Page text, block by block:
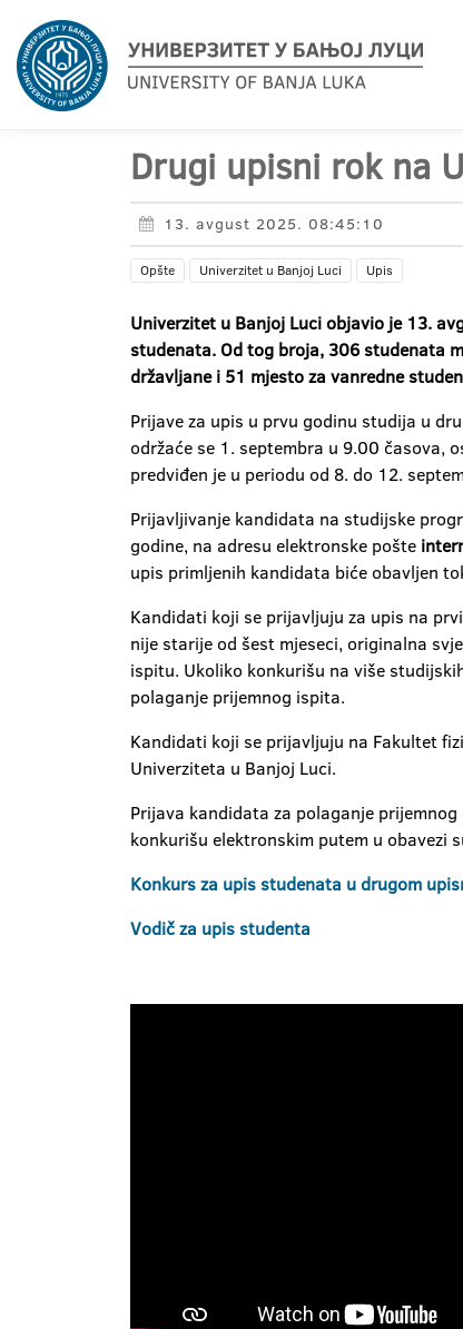
Drugi upisni rok na
13. avgust 2025. 08:45:10
Opšte Univerzitet u Banjoj Luci Upis
Univerzitet u Banjoj Luci objavio je 13.
studenata. Od tog broja, 306 studenata
državljane i 51 mjesto za vanredne
Prijave za upis u prvu godinu studija u
održaće se 1. septembra u 9.00 časova,
predviđen je u periodu od 8. do 12.
Prijavljivanje kandidata na studijske
godine, na adresu elektronske pošte
upis primljenih kandidata biće obavljen
Kandidati koji se prijavljuju za upis na
nije starije od šest mjeseci, originalna
ispitu. Ukoliko konkurišu na više
polaganje prijemnog ispita.
Kandidati koji se prijavljuju na Fakultet
Univerziteta u Banjoj Luci.
Prijava kandidata za polaganje
konkurišu elektronskim putem u obavezi
Konkurs za upis studenata u drugom
Vodič za upis studenta